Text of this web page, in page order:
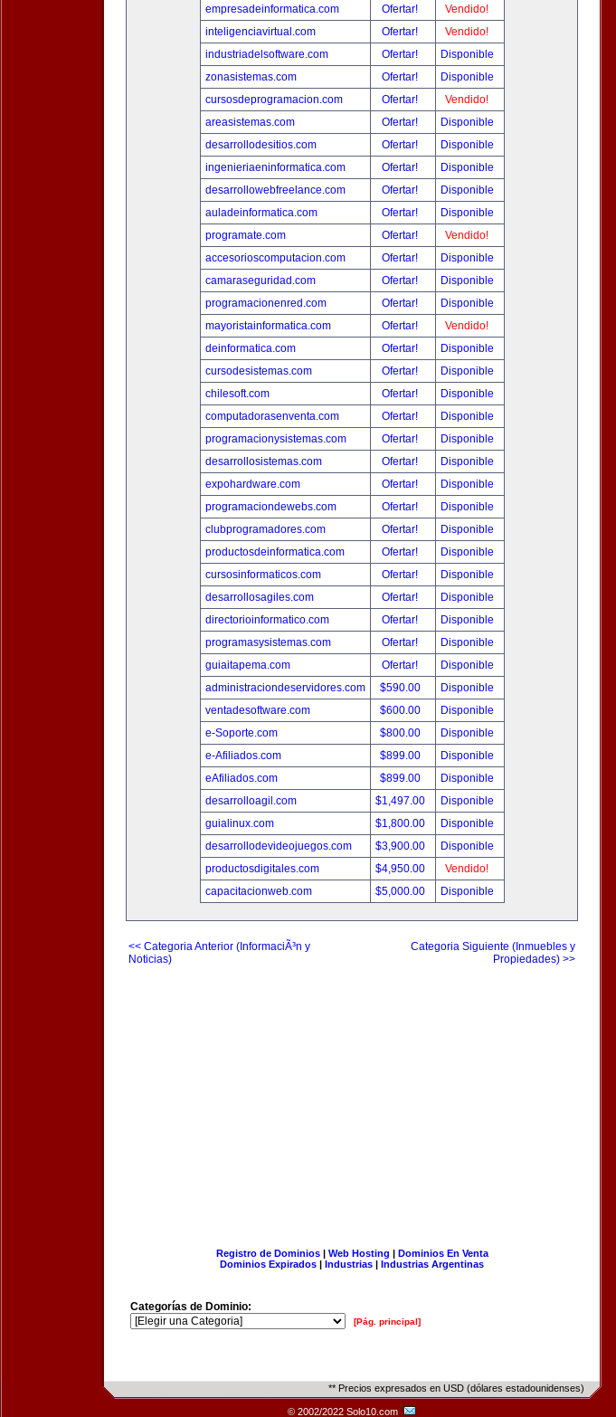
empresadeinformatica.com
Ofertar!
Vendido!
inteligenciavirtual.com
Ofertar!
Vendido!
industriadelsoftware.com
Ofertar!
Disponible
zonasistemas.com
Ofertar!
Disponible
cursosdeprogramacion.com
Ofertar!
Vendido!
areasistemas.com
Ofertar!
Disponible
desarrollodesitios.com
Ofertar!
Disponible
ingenieriaeninformatica.com
Ofertar!
Disponible
desarrollowebfreelance.com
Ofertar!
Disponible
auladeinformatica.com
Ofertar!
Disponible
programate.com
Ofertar!
Vendido!
accesorioscomputacion.com
Ofertar!
Disponible
camaraseguridad.com
Ofertar!
Disponible
programacionenred.com
Ofertar!
Disponible
mayoristainformatica.com
Ofertar!
Vendido!
deinformatica.com
Ofertar!
Disponible
cursodesistemas.com
Ofertar!
Disponible
chilesoft.com
Ofertar!
Disponible
computadorasenventa.com
Ofertar!
Disponible
programacionysistemas.com
Ofertar!
Disponible
desarrollosistemas.com
Ofertar!
Disponible
expohardware.com
Ofertar!
Disponible
programaciondewebs.com
Ofertar!
Disponible
clubprogramadores.com
Ofertar!
Disponible
productosdeinformatica.com
Ofertar!
Disponible
cursosinformaticos.com
Ofertar!
Disponible
desarrollosagiles.com
Ofertar!
Disponible
directorioinformatico.com
Ofertar!
Disponible
programasysistemas.com
Ofertar!
Disponible
guiaitapema.com
Ofertar!
Disponible
administraciondeservidores.com
$590.00
Disponible
ventadesoftware.com
$600.00
Disponible
e-Soporte.com
$800.00
Disponible
e-Afiliados.com
$899.00
Disponible
eAfiliados.com
$899.00
Disponible
desarrolloagil.com
$1,497.00
Disponible
guialinux.com
$1,800.00
Disponible
desarrollodevideojuegos.com
$3,900.00
Disponible
productosdigitales.com
$4,950.00
Vendido!
capacitacionweb.com
$5,000.00 Disponible
<< Categoria Anterior (InformaciÃ³n y
Noticias)
Categoria Siguiente (Inmuebles y
Propiedades) >>
Registro de Dominios| Web Hosting | Dominios En Venta
Dominios Expirados | Industrias | Industrias Argentinas
Categorías de Dominio:
[Pág. principal]
** Precios expresados en USD (dólares estadounidenses)
© 2002/2022 Solo10.com